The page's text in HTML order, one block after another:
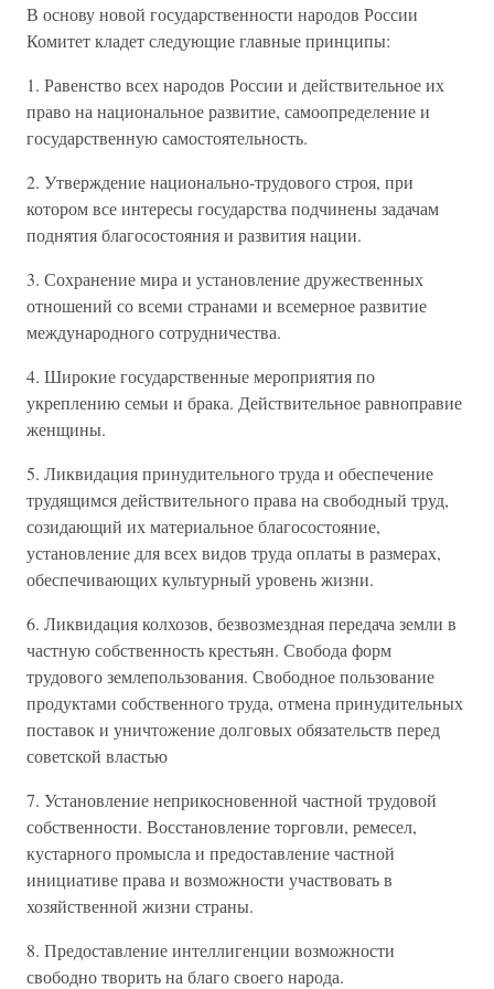
В основу новой государственности народов России
Комитет кладет следующие главные принципы:
1. Равенство всех народов России и действительное их
право на национальное развитие, самоопределение и
государственную самостоятельность.
2. Утверждение национально-трудового строя, при
котором все интересы государства подчинены задачам
поднятия благосостояния и развития нации.
3. Сохранение мира и установление дружественных
отношений со всеми странами и всемерное развитие
международного сотрудничества.
4. Широкие государственные мероприятия по
укреплению семьи и брака. Действительное равноправие
женщины.
5. Ликвидация принудительного труда и обеспечение
трудящимся действительного права на свободный труд,
созидающий их материальное благосостояние,
установление для всех видов труда оплаты в размерах,
обеспечивающих культурный уровень жизни.
6. Ликвидация колхозов, безвозмездная передача земли в
частную собственность крестьян. Свобода форм
трудового землепользования. Свободное пользование
продуктами собственного труда, отмена принудительных
поставок и уничтожение долговых обязательств перед
советской властью
7. Установление неприкосновенной частной трудовой
собственности. Восстановление торговли, ремесел,
кустарного промысла и предоставление частной
инициативе права и возможности участвовать в
хозяйственной жизни страны.
8. Предоставление интеллигенции возможности
свободно творить на благо своего народа.